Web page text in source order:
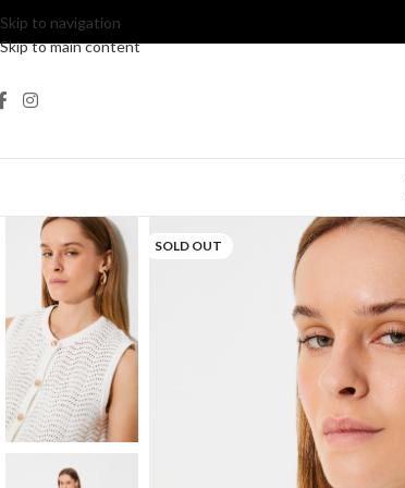
Skip to navigation
Skip to main content
SOLD OUT